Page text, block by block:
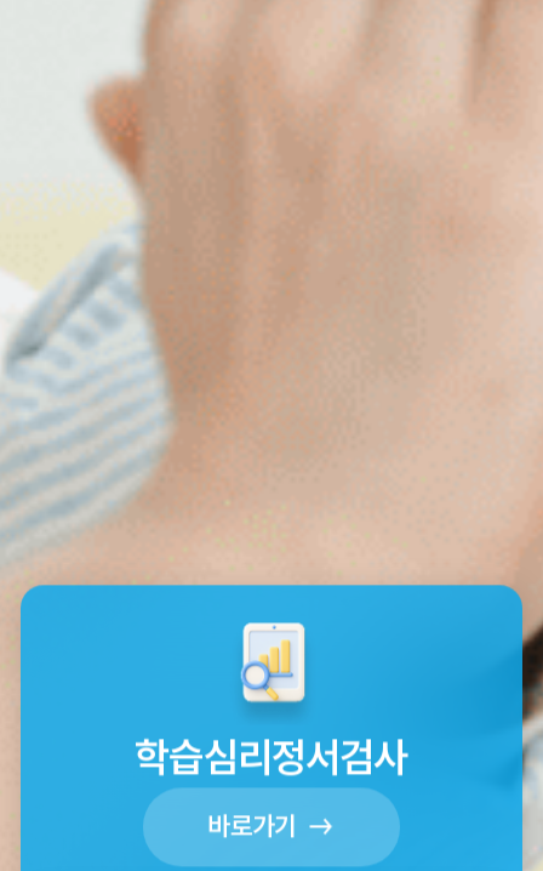
학습심리정서검사
바로가기